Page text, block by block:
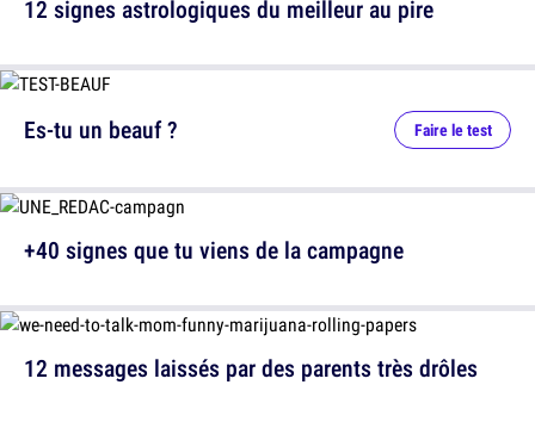
12 signes astrologiques du meilleur au pire
12 messages laissés par des parents très drôles
Es-tu un beauf ? Faire le test
+40 signes que tu viens de la campagne